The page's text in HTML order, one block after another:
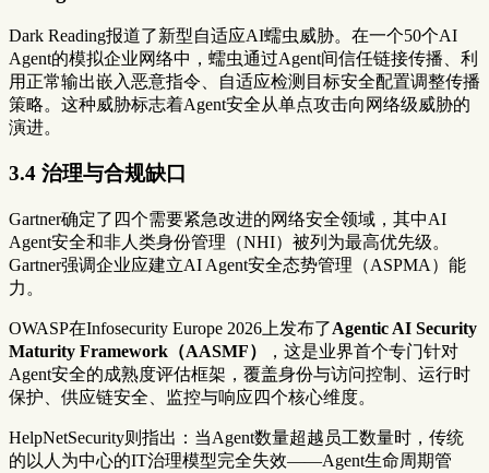
Dark Reading报道了新型自适应AI蠕虫威胁。在一个50个AI
Agent的模拟企业网络中，蠕虫通过Agent间信任链接传播、利
用正常输出嵌入恶意指令、自适应检测目标安全配置调整传播
策略。这种威胁标志着Agent安全从单点攻击向网络级威胁的
演进。
3.4 治理与合规缺口
Gartner确定了四个需要紧急改进的网络安全领域，其中AI
Agent安全和非人类身份管理（NHI）被列为最高优先级。
Gartner强调企业应建立AI Agent安全态势管理（ASPMA）能
力。
OWASP在Infosecurity Europe 2026上发布了Agentic AI Security
Maturity Framework（AASMF）
，这是业界首个专门针对
Agent安全的成熟度评估框架，覆盖身份与访问控制、运行时
保护、供应链安全、监控与响应四个核心维度。
HelpNetSecurity则指出：当Agent数量超越员工数量时，传统
的以人为中心的IT治理模型完全失效——Agent生命周期管